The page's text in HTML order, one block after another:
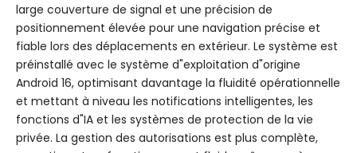
large couverture de signal et une précision de
positionnement élevée pour une navigation précise et
fiable lors des déplacements en extérieur. Le système est
préinstallé avec le système d"exploitation d"origine
Android 16, optimisant davantage la fluidité opérationnelle
et mettant à niveau les notifications intelligentes, les
fonctions d"IA et les systèmes de protection de la vie
privée. La gestion des autorisations est plus complète,